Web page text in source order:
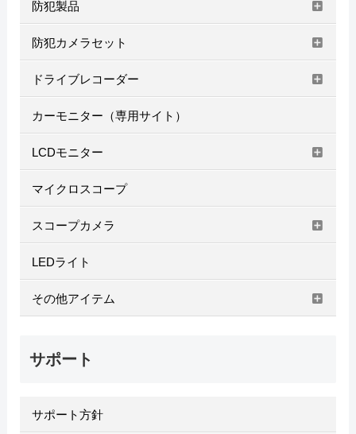
防犯製品
防犯カメラセット
ドライブレコーダー
カーモニター（専用サイト）
LCDモニター
マイクロスコープ
スコープカメラ
LEDライト
その他アイテム
サポート
サポート方針